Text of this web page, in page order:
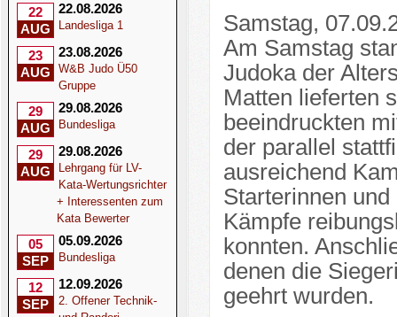
22
AUG
22.08.2026
Landesliga 1
23
AUG
23.08.2026
W&B Judo Ü50
Gruppe
29
AUG
29.08.2026
Bundesliga
29
AUG
29.08.2026
Lehrgang für LV-
Kata-Wertungsrichter
+ Interessenten zum
Kata Bewerter
05
SEP
05.09.2026
Bundesliga
12
SEP
12.09.2026
2. Offener Technik-
Samstag,
Am Samstag
Judoka der
Matten lieferten
beeindruckten
der parallel
ausreichend
Starterinnen
Kämpfe
konnten.
denen die
geehrt wurden.